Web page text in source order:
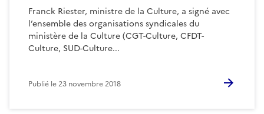
Franck Riester, ministre de la Culture, a signé avec
l’ensemble des organisations syndicales du
ministère de la Culture (CGT-Culture, CFDT-
Culture, SUD-Culture...
Publié le23 novembre 2018